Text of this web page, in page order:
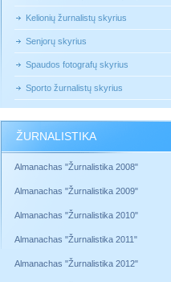
Kelionių žurnalistų skyrius
Senjorų skyrius
Spaudos fotografų skyrius
Sporto žurnalistų skyrius
ŽURNALISTIKA
Almanachas "Žurnalistika 2008"
Almanachas "Žurnalistika 2009"
Almanachas "Žurnalistika 2010"
Almanachas "Žurnalistika 2011"
Almanachas "Žurnalistika 2012"